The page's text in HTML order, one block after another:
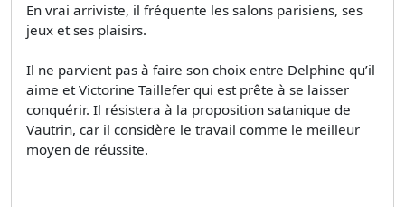
En vrai arriviste, il fréquente les salons parisiens, ses
jeux et ses plaisirs.
Il ne parvient pas à faire son choix entre Delphine qu’il
aime et Victorine Taillefer qui est prête à se laisser
conquérir. Il résistera à la proposition satanique de
Vautrin, car il considère le travail comme le meilleur
moyen de réussite.